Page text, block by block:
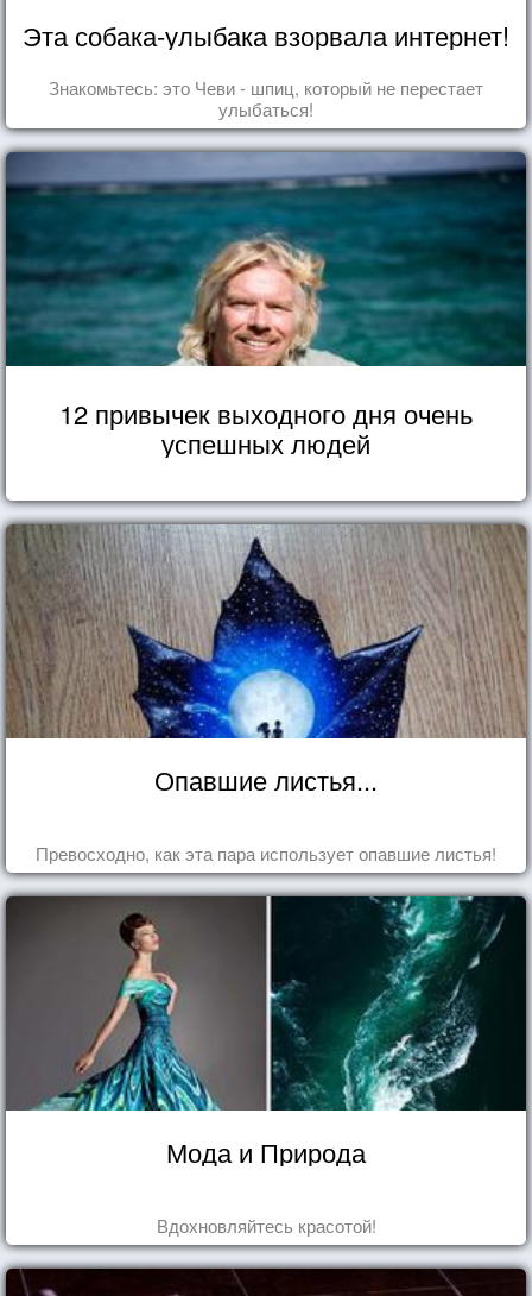
Эта собака-улыбака взорвала интернет!
Знакомьтесь: это Чеви - шпиц, который не перестает
улыбаться!
12 привычек выходного дня очень
успешных людей
Опавшие листья...
Превосходно, как эта пара использует опавшие листья!
Мода и Природа
Вдохновляйтесь красотой!